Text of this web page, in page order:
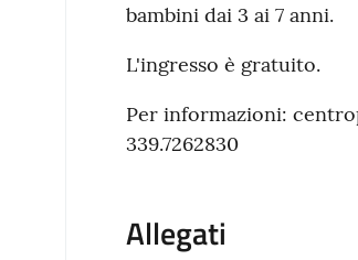
bambini dai 3 ai 7 anni.
L'ingresso è gratuito.
Per informazioni:
339.7262830
Allegati